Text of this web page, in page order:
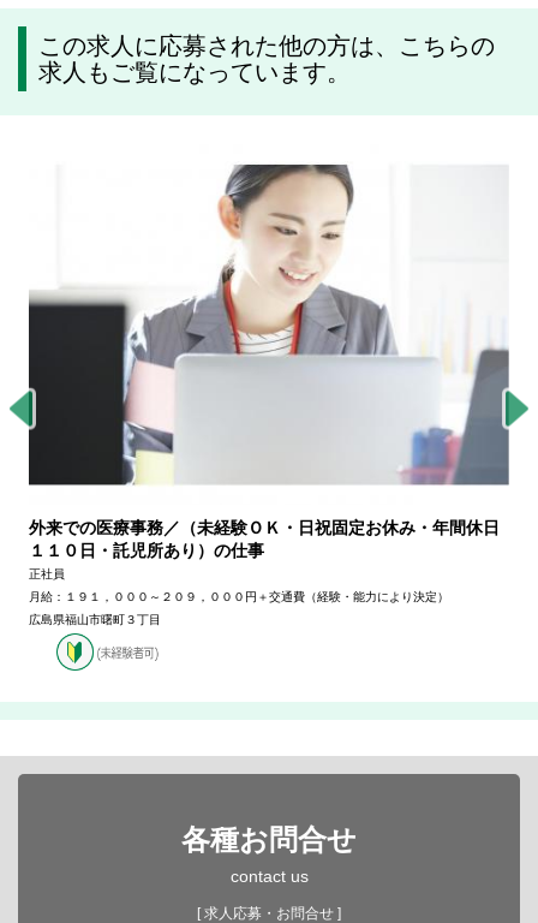
この求人に応募された他の方は、こちらの
求人もご覧になっています。
外来での医療事務／（未経験ＯＫ・日祝固定お休み・年間休日
１１０日・託児所あり）の仕事
正社員
月給：１９１，０００～２０９，０００円＋交通費（経験・能力により決定）
広島県福山市曙町３丁目
各種お問合せ
contact us
[ 求人応募・お問合せ ]